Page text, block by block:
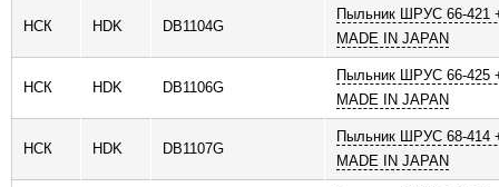
НСК HDK DB1104G
Пыльник ШРУС 66-421
MADE IN JAPAN
НСК HDK DB1106G
Пыльник ШРУС 66-425
MADE IN JAPAN
НСК HDK DB1107G
Пыльник ШРУС 68-414
MADE IN JAPAN